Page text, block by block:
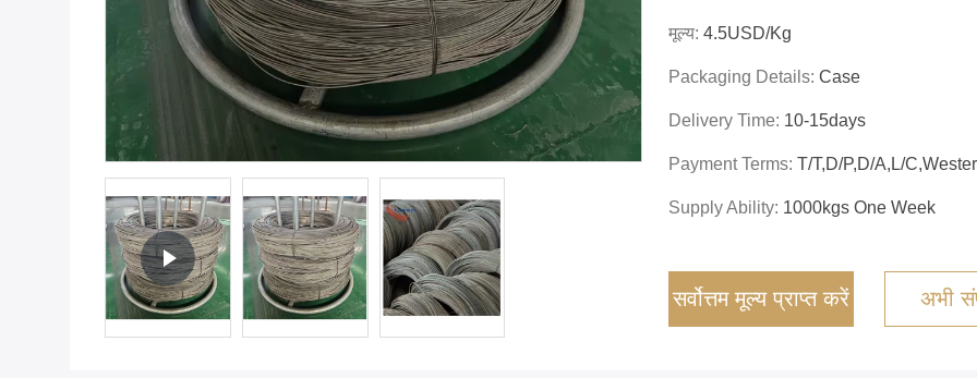
मूल्य: 4.5USD/Kg
Packaging Details: Case
Delivery Time: 10-15days
Payment Terms: T/T,D/P,D/A,L/
Supply Ability: 1000kgs One Week
सर्वोत्तम मूल्य प्राप्त करें अभी